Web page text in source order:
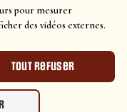
pour mesurer
des vidéos externes.
Tout refuser